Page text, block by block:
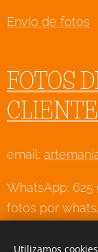
Envío de fotos
FOTOS
email:
WhatsApp:
fotos por
Utilizamos